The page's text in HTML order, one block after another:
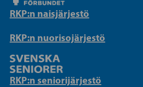
RKP:n naisjärjestö
RKP:n nuorisojärjestö
RKP:n seniorijärjestö